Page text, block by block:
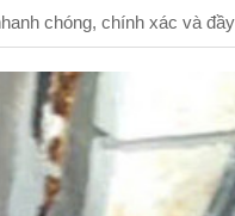
chóng, chính xác và